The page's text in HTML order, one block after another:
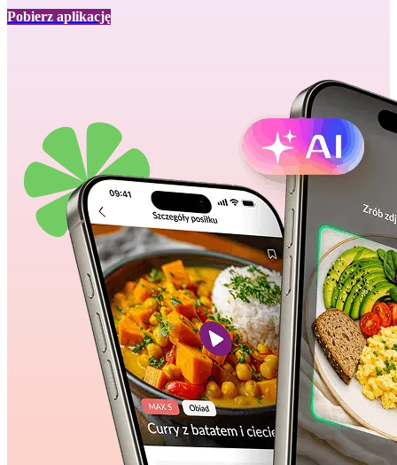
Pobierz aplikację